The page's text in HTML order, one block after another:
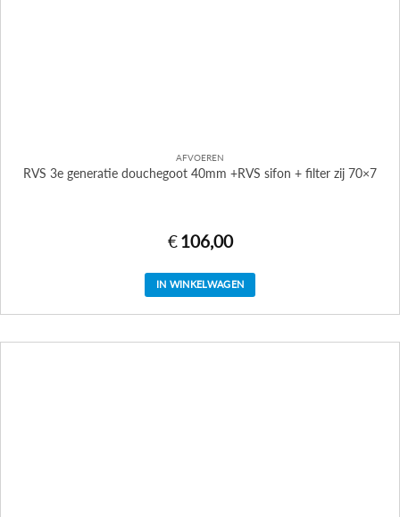
AFVOEREN
RVS 3e generatie douchegoot 40mm +RVS sifon + filter zij 70×7
€ 106,00
IN WINKELWAGEN